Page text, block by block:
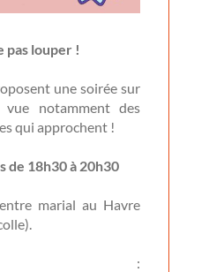
pas louper !
une soirée sur
notamment des
qui approchent !
de 18h30 à 20h30
marial au Havre
: